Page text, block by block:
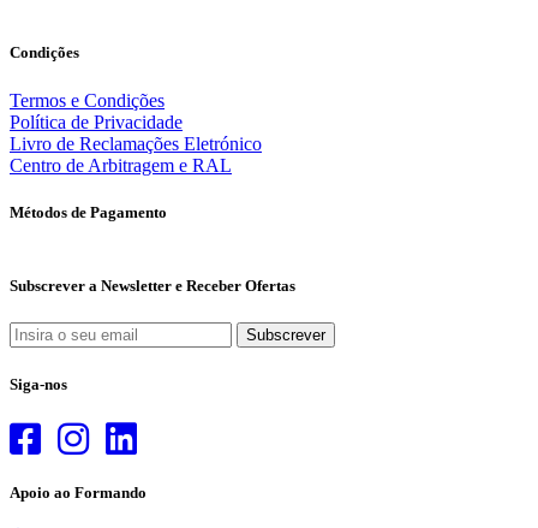
Condições
Termos e Condições
Política de Privacidade
Livro de Reclamações Eletrónico
Centro de Arbitragem e RAL
Métodos de Pagamento
Subscrever a Newsletter e Receber Ofertas
Subscrever
Siga-nos
Apoio ao Formando